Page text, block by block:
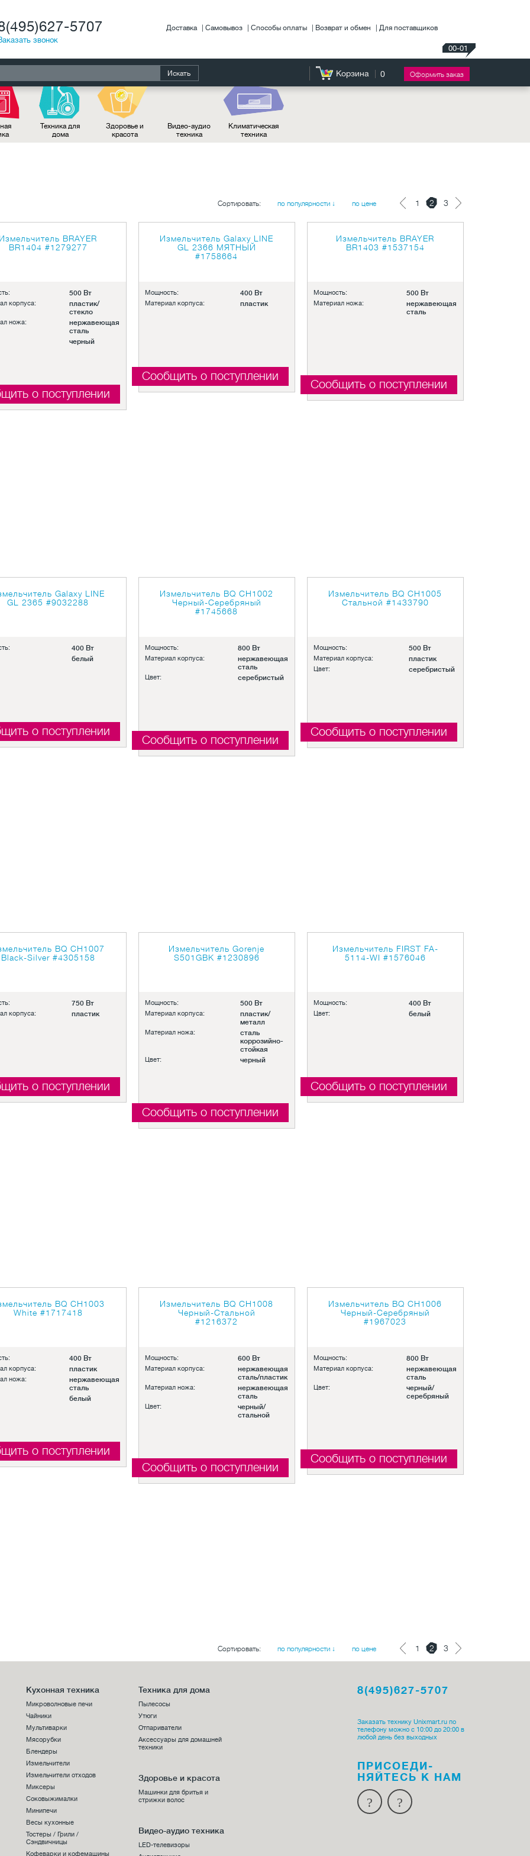
5707
звонок
Доставка Самовывоз Способы оплаты Возврат и обмен Для поставщиков
00-01
Искать Корзина 0 Оформить заказ
Техника для
дома
Здоровье и
красота
Видео-аудио
техника
Климатическая
техника
1 2 3
Сортировать: по популярности ↓ по цене
Измельчитель BRAYER
BR1404 #1279277
500 Вт
корпуса:
пластик/
стекло
ножа:
нержавеющая
сталь
черный
о поступлении
Измельчитель Galaxy LINE
GL 2366 МЯТНЫЙ
#1758664
Мощность: 400 Вт
Материал корпуса: пластик
Сообщить о поступлении
Измельчитель BRAYER
BR1403 #1537154
Мощность: 500 Вт
Материал ножа:
нержавеющая
сталь
Сообщить о поступлении
Galaxy LINE
GL 2365#9032288
400 Вт
белый
о поступлении
Измельчитель BQ CH1002
Черный-Серебряный
#1745668
Мощность: 800 Вт
Материал корпуса:
нержавеющая
сталь
Цвет: серебристый
Сообщить о поступлении
Измельчитель BQ CH1005
Стальной #1433790
Мощность: 500 Вт
Материал корпуса: пластик
Цвет: серебристый
Сообщить о поступлении
BQ CH1007
Black-Silver #4305158
750 Вт
корпуса: пластик
о поступлении
Измельчитель Gorenje
S501GBK #1230896
Мощность: 500 Вт
Материал корпуса:
пластик/
металл
Материал ножа:
сталь
коррозийно-
стойкая
Цвет: черный
Сообщить о поступлении
Измельчитель FIRST FA-
5114-WI #1576046
Мощность: 400 Вт
Цвет: белый
Сообщить о поступлении
BQ CH1003
White #1717418
400 Вт
корпуса: пластик
ножа:
нержавеющая
сталь
белый
о поступлении
Измельчитель BQ CH1008
Черный-Стальной
#1216372
Мощность: 600 Вт
Материал корпуса:
нержавеющая
сталь/пластик
Материал ножа:
нержавеющая
сталь
Цвет:
черный/
стальной
Сообщить о поступлении
Измельчитель BQ CH1006
Черный-Серебряный
#1967023
Мощность: 800 Вт
Материал корпуса:
нержавеющая
сталь
Цвет:
черный/
серебряный
Сообщить о поступлении
1 2 3
Сортировать: по популярности ↓ по цене
Кухонная техника
Микроволновые печи
Чайники
Мультиварки
Мясорубки
Блендеры
Измельчители
Измельчители отходов
Миксеры
Соковыжималки
Минипечи
Весы кухонные
Тостеры / Грили /
Сэндвичницы
Кофеварки и кофемашины
Техника для дома
Пылесосы
Утюги
Отпариватели
Аксессуары для домашней
техники
Здоровье и красота
Машинки для бритья и
стрижки волос
Видео-аудио техника
LED-телевизоры
8(495)627-5707
Заказать технику Unixmart.ru по
телефону можно с 10:00 до 20:00 в
любой день без выходных
ПРИСОЕДИ­
НЯЙТЕСЬ К НАМ